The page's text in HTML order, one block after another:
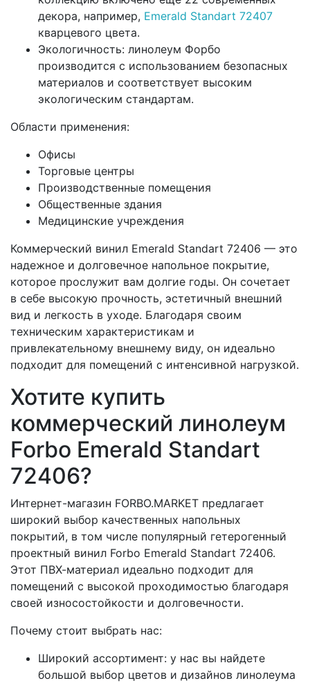
декора, например, Emerald Standart 72407
кварцевого цвета.
Экологичность: линолеум Форбо
производится с использованием безопасных
материалов и соответствует высоким
экологическим стандартам.
Области применения:
Офисы
Торговые центры
Производственные помещения
Общественные здания
Медицинские учреждения
Коммерческий винил Emerald Standart 72406 — это
надежное и долговечное напольное покрытие,
которое прослужит вам долгие годы. Он сочетает
в себе высокую прочность, эстетичный внешний
вид и легкость в уходе. Благодаря своим
техническим характеристикам и
привлекательному внешнему виду, он идеально
подходит для помещений с интенсивной нагрузкой.
Хотите купить
коммерческий линолеум
Forbo Emerald Standart
72406?
Интернет-магазин FORBO.MARKET предлагает
широкий выбор качественных напольных
покрытий, в том числе популярный гетерогенный
проектный винил Forbo Emerald Standart 72406.
Этот ПВХ-материал идеально подходит для
помещений с высокой проходимостью благодаря
своей износостойкости и долговечности.
Почему стоит выбрать нас:
Широкий ассортимент: у нас вы найдете
большой выбор цветов и дизайнов линолеума